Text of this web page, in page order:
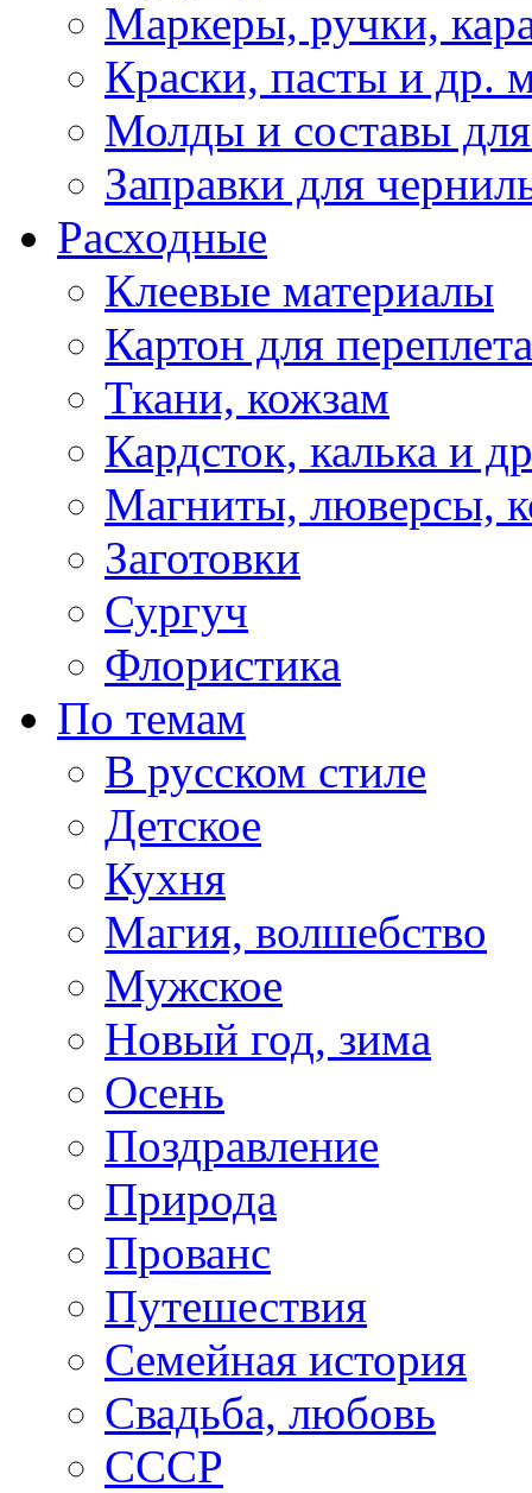
Маркеры, ручки,
Краски, пасты и др.
Молды и составы
Заправки для
Расходные
Клеевые материалы
Картон для переплета
Ткани, кожзам
Кардсток, калька и
Магниты, люверсы,
Заготовки
Сургуч
Флористика
По темам
В русском стиле
Детское
Кухня
Магия, волшебство
Мужское
Новый год, зима
Осень
Поздравление
Природа
Прованс
Путешествия
Семейная история
Свадьба, любовь
СССР